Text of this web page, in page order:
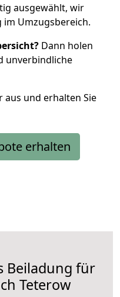
ausgewählt, wir
im Umzugsbereich.
Dann holen
unverbindliche
aus und erhalten Sie
erhalten
Beiladung für
Teterow